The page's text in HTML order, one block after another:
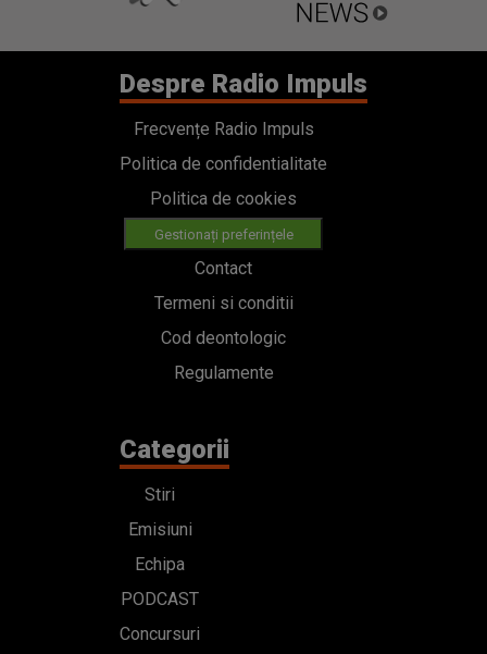
Despre Radio Impuls
Frecvențe Radio Impuls
Politica de confidentialitate
Politica de cookies
Gestionați preferințele
Contact
Termeni si conditii
Cod deontologic
Regulamente
Categorii
Stiri
Emisiuni
Echipa
PODCAST
Concursuri